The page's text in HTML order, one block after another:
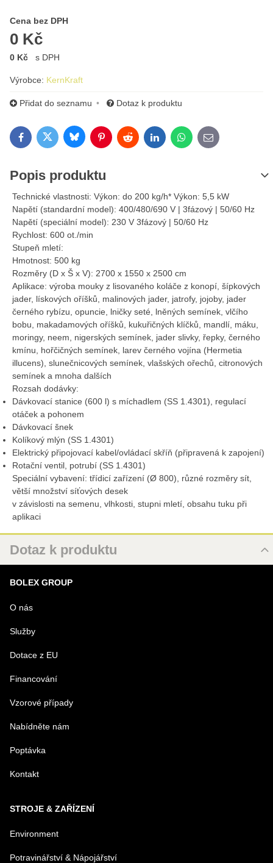
Cena bez DPH
0 Kč
Cena s DPH
0 Kč s DPH
Výrobce: KernKraft
Přidat do seznamu Dotaz k produktu
FacebookTwitterBlueskyPinterestRedditLinkedInWhatsApp
E-mail
Popis produktu
Technické vlastnosti: Výkon: do 200 kg/h* Výkon: 5,5 kW
Napětí (standardní model): 400/480/690 V | 3fázový | 50/60 Hz
Napětí (speciální model): 230 V 3fázový | 50/60 Hz
Rychlost: 600 ot./min
Stupeň mletí:
Hmotnost: 500 kg
Rozměry (D x Š x V): 2700 x 1550 x 2500 cm
Aplikace: výroba mouky z lisovaného koláče z konopí, šípkových
jader, lískových oříšků, malinových jader, jatrofy, jojoby, jader
černého rybízu, opuncie, lničky seté, lněných semínek, vlčího
bobu, makadamových oříšků, kukuřičných klíčků, mandlí, máku,
moringy, neem, nigerských semínek, jader slivky, řepky, černého
kmínu, hořčičných semínek, larev černého vojína (Hermetia
illucens), slunečnicových semínek, vlašských ořechů, citronových
semínek a mnoha dalších
Rozsah dodávky:
Dávkovací stanice (600 l) s míchadlem (SS 1.4301), regulací
otáček a pohonem
Dávkovací šnek
Kolíkový mlýn (SS 1.4301)
Elektrický připojovací kabel/ovládací skříň (připravená k zapojení)
Rotační ventil, potrubí (SS 1.4301)
Speciální vybavení: třídicí zařízení (Ø 800), různé rozměry sít,
větší množství síťových desek
v závislosti na semenu, vlhkosti, stupni mletí, obsahu tuku při
aplikaci
Dotaz k produktu
URL
PRODUKT
MENO
E-MAIL
TELEFÓN
BOLEX GROUP
O nás
Služby
Dotace z EU
Financování
Vzorové případy
Nabídněte nám
Poptávka
Kontakt
STROJE & ZAŘÍZENÍ
Environment
Potravinářství & Nápojářství